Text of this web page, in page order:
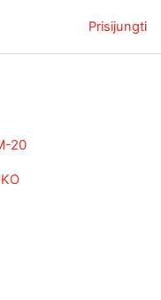
Prisijungti
20